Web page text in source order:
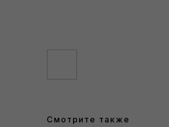
Смотрите также